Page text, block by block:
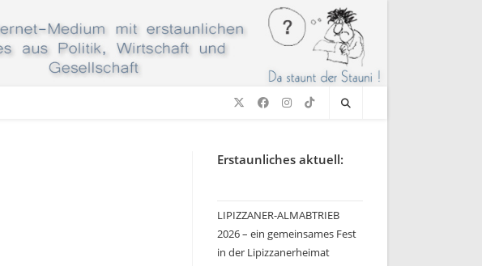
Erstaunliches aktuell:
LIPIZZANER-ALMABTRIEB
2026 – ein gemeinsames Fest
in der Lipizzanerheimat